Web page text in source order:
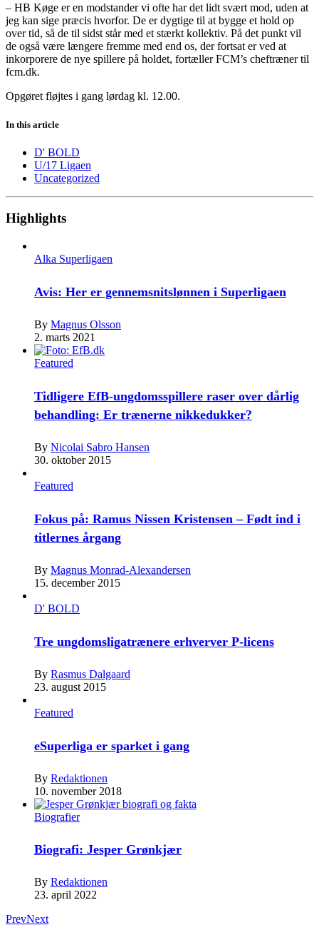
– HB Køge er en modstander vi ofte har det lidt svært mod, uden at
jeg kan sige præcis hvorfor. De er dygtige til at bygge et hold op
over tid, så de til sidst står med et stærkt kollektiv. På det punkt vil
de også være længere fremme med end os, der fortsat er ved at
inkorporere de nye spillere på holdet, fortæller FCM’s cheftræner til
fcm.dk.
Opgøret fløjtes i gang lørdag kl. 12.00.
In this article
D' BOLD
U/17 Ligaen
Uncategorized
Highlights
Alka Superligaen
Avis: Her er gennemsnitslønnen i Superligaen
By Magnus Olsson
2. marts 2021
Featured
Tidligere EfB-ungdomsspillere raser over dårlig
behandling: Er trænerne nikkedukker?
By Nicolai Sabro Hansen
30. oktober 2015
Featured
Fokus på: Ramus Nissen Kristensen – Født ind i
titlernes årgang
By Magnus Monrad-Alexandersen
15. december 2015
D' BOLD
Tre ungdomsligatrænere erhverver P-licens
By Rasmus Dalgaard
23. august 2015
Featured
eSuperliga er sparket i gang
By Redaktionen
10. november 2018
Biografier
Biografi: Jesper Grønkjær
By Redaktionen
23. april 2022
PrevNext